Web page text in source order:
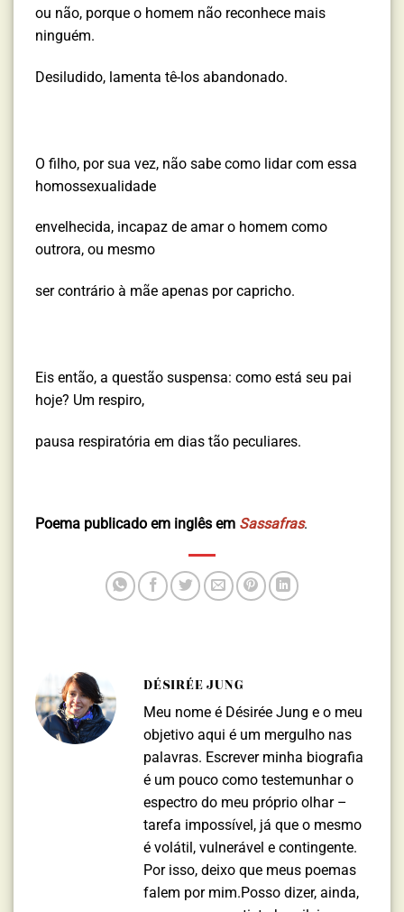
ou não, porque o homem não reconhece mais
ninguém.
Desiludido, lamenta tê-los abandonado.
O filho, por sua vez, não sabe como lidar com essa
homossexualidade
envelhecida, incapaz de amar o homem como
outrora, ou mesmo
ser contrário à mãe apenas por capricho.
Eis então, a questão suspensa: como está seu pai
hoje? Um respiro,
pausa respiratória em dias tão peculiares.
Poema publicado em inglês em Sassafras.
DÉSIRÉE JUNG
Meu nome é Désirée Jung e o meu
objetivo aqui é um mergulho nas
palavras. Escrever minha biografia
é um pouco como testemunhar o
espectro do meu próprio olhar –
tarefa impossível, já que o mesmo
é volátil, vulnerável e contingente.
Por isso, deixo que meus poemas
falem por mim.Posso dizer, ainda,